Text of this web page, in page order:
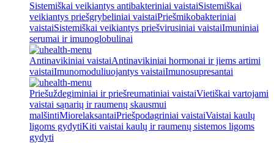
Sistemiškai veikiantys antibakteriniai vaistaiSistemiškai
veikiantys priešgrybeliniai vaistaiPriešmikobakteriniai
vaistaiSistemiškai veikiantys priešvirusiniai vaistaiImuniniai
serumai ir imunoglobulinai
Antinavikiniai vaistaiAntinavikiniai hormonai ir jiems artimi
vaistaiImunomoduliuojantys vaistaiImunosupresantai
Priešuždegiminiai ir priešreumatiniai vaistaiVietiškai vartojami
vaistai sąnarių ir raumenų skausmui
malšintiMiorelaksantaiPriešpodagriniai vaistaiVaistai kaulų
ligoms gydytiKiti vaistai kaulų ir raumenų sistemos ligoms
gydyti